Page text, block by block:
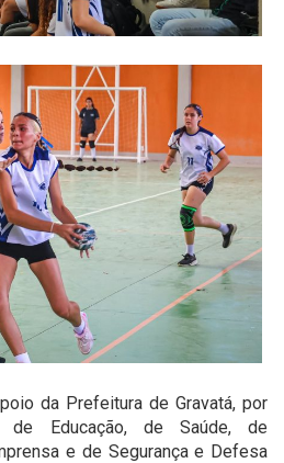
da Prefeitura de Gravatá, por
de Educação, de Saúde, de
e de Segurança e Defesa